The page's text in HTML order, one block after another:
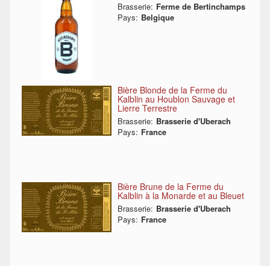
Brasserie: Ferme de Bertinchamps
Pays: Belgique
Bière Blonde de la Ferme du
Kalblin au Houblon Sauvage et
Lierre Terrestre
Brasserie: Brasserie d'Uberach
Pays: France
Bière Brune de la Ferme du
Kalblin à la Monarde et au Bleuet
Brasserie: Brasserie d'Uberach
Pays: France